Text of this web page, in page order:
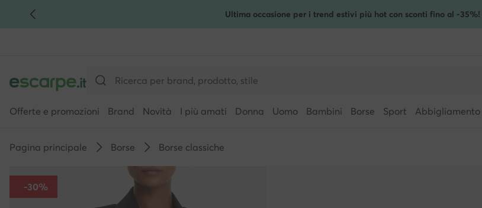
VAI AL CONTENUTO PRINCIPALE Ultima occasione per i trend estivi più hot con sconti fino al -35%!
Offerte e promozioni Brand Novità I più amati Donna Uomo Bambini Borse Sport Abbigliamento
Pagina principale Borse Borse classiche
-30%